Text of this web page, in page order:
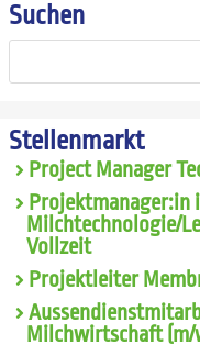
Suchen
Stellenmarkt
Project Manager
Projektmanager:in
Milchtechnologie/
Vollzeit
Projektleiter
Milchwirtschaft (m/